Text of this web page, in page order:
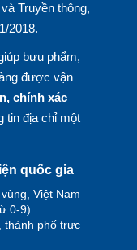
Truyền thông,
2018.
bưu phẩm,
được vận
chính xác
tin địa chỉ một
quốc gia
Việt Nam
0-9).
thành phố trực